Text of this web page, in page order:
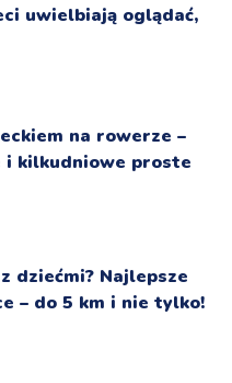
uwielbiają oglądać,
na rowerze –
i kilkudniowe proste
dziećmi? Najlepsze
– do 5 km i nie tylko!